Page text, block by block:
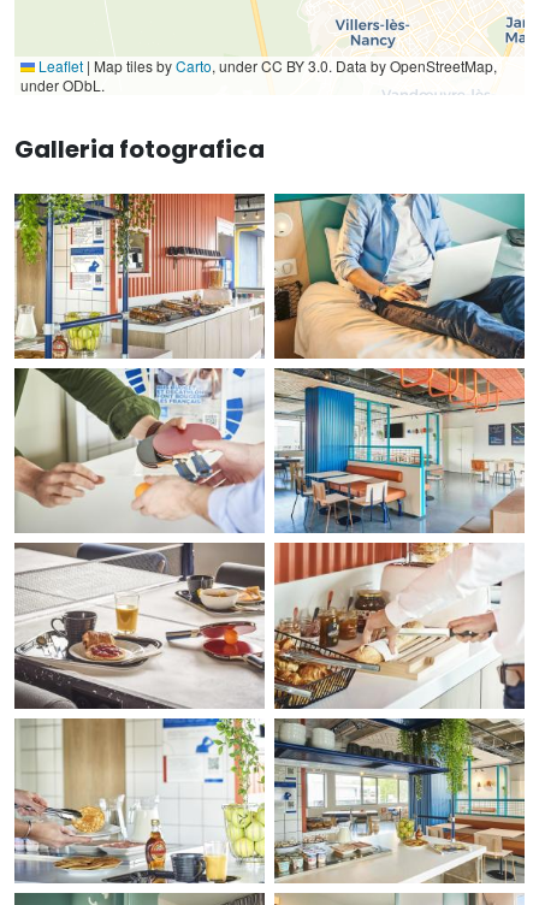
Leaflet | Map tiles byCarto, under CC BY 3.0. Data by OpenStreetMap,
under ODbL.
Galleria fotografica